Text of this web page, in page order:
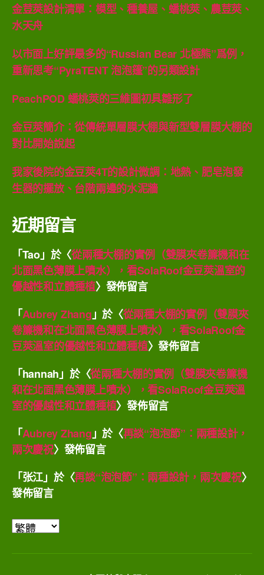
金荳莢設計清單：模型、種養屋、蟠桃莢、農荳莢、
水天舟
以市面上好評最多的“Russian Bear 北極熊”爲例，
重新思考“PyraTENT 泡泡篷”的另類設計
PeachPOD 蟠桃莢的三維圖初具雛形了
金豆莢簡介：從傳統單層膜大棚與新型雙層膜大棚的
對比開始說起
我家後院的金豆莢4T的設計微調：地熱、肥皂泡發
生器的擺放、台階兩邊的水泥牆
近期留言
「Tao」於〈從兩種大棚的實例（雙膜夾卷簾機和在
北面黑色薄膜上噴水），看SolaRoof金豆莢溫室的
優越性和立體種植〉發佈留言
「Aubrey Zhang 」於〈從兩種大棚的實例（雙膜夾
卷簾機和在北面黑色薄膜上噴水），看SolaRoof金
豆莢溫室的優越性和立體種植〉發佈留言
「hannah 」於〈從兩種大棚的實例（雙膜夾卷簾機
和在北面黑色薄膜上噴水），看SolaRoof金豆莢溫
室的優越性和立體種植〉發佈留言
「Aubrey Zhang 」於〈再談“泡泡節”：兩種設計，
兩次慶祝〉發佈留言
「张江」於〈再談“泡泡節”：兩種設計，兩次慶祝〉
發佈留言
選
語